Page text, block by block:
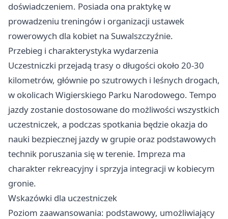
doświadczeniem. Posiada ona praktykę w
prowadzeniu treningów i organizacji ustawek
rowerowych dla kobiet na Suwalszczyźnie.
Przebieg i charakterystyka wydarzenia
Uczestniczki przejadą trasy o długości około 20-30
kilometrów, głównie po szutrowych i leśnych drogach,
w okolicach Wigierskiego Parku Narodowego. Tempo
jazdy zostanie dostosowane do możliwości wszystkich
uczestniczek, a podczas spotkania będzie okazja do
nauki bezpiecznej jazdy w grupie oraz podstawowych
technik poruszania się w terenie. Impreza ma
charakter rekreacyjny i sprzyja integracji w kobiecym
gronie.
Wskazówki dla uczestniczek
Poziom zaawansowania: podstawowy, umożliwiający